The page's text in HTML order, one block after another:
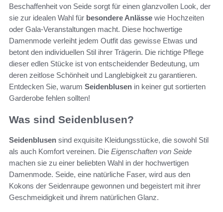
Beschaffenheit von Seide sorgt für einen glanzvollen Look, der
sie zur idealen Wahl für besondere Anlässe wie Hochzeiten
oder Gala-Veranstaltungen macht. Diese hochwertige
Damenmode verleiht jedem Outfit das gewisse Etwas und
betont den individuellen Stil ihrer Trägerin. Die richtige Pflege
dieser edlen Stücke ist von entscheidender Bedeutung, um
deren zeitlose Schönheit und Langlebigkeit zu garantieren.
Entdecken Sie, warum Seidenblusen in keiner gut sortierten
Garderobe fehlen sollten!
Was sind Seidenblusen?
Seidenblusen sind exquisite Kleidungsstücke, die sowohl Stil
als auch Komfort vereinen. Die Eigenschaften von Seide
machen sie zu einer beliebten Wahl in der hochwertigen
Damenmode. Seide, eine natürliche Faser, wird aus den
Kokons der Seidenraupe gewonnen und begeistert mit ihrer
Geschmeidigkeit und ihrem natürlichen Glanz.